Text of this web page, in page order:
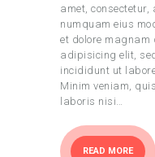
amet,
numquam eius
et dolore magnam
adipisicing elit,
incididunt ut
Minim veniam,
laboris nisi…
READ MORE